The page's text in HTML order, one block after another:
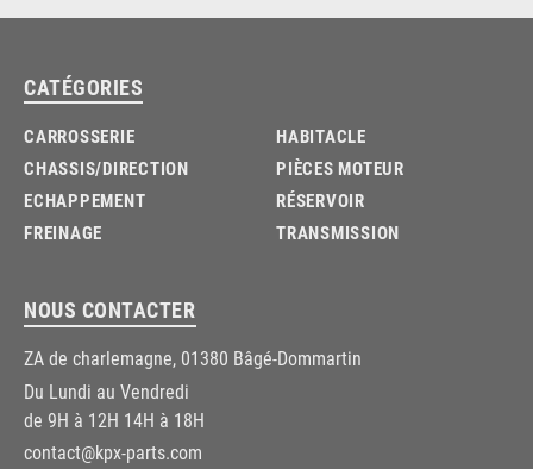
CATÉGORIES
CARROSSERIE
CHASSIS/DIRECTION
ECHAPPEMENT
FREINAGE
HABITACLE
PIÈCES MOTEUR
RÉSERVOIR
TRANSMISSION
NOUS CONTACTER
ZA de charlemagne, 01380 Bâgé-Dommartin
Du Lundi au Vendredi
de 9H à 12H 14H à 18H
contact@kpx-parts.com